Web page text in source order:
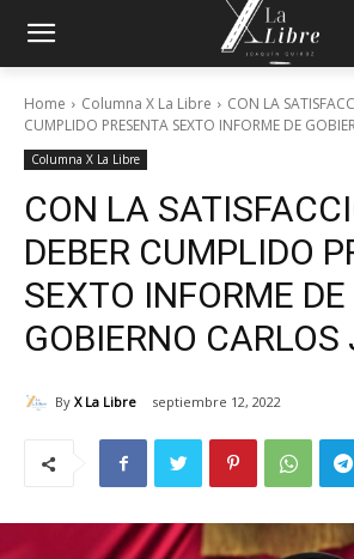
Home Columna X La Libre
CON LA
CUMPLIDO PRESENTA SEXTO INFORME DE
Columna X La Libre
CON LA
DEBER CUMPLIDO
SEXTO INFORME DE
GOBIERNO
By X La Libre septiembre 12, 2022